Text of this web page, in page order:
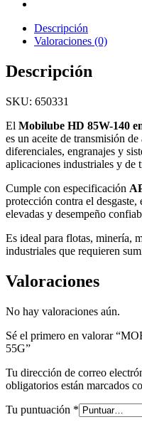
Descripción
Valoraciones (0)
Descripción
SKU: 650331
El Mobilube HD 85W-140
es un aceite de transmisión
diferenciales, engranajes y
aplicaciones industriales y de
Cumple con especificación
protección contra el desgaste,
elevadas y desempeño
Es ideal para flotas, minería,
industriales que requieren
Valoraciones
No hay valoraciones aún.
Sé el primero en valorar
55G”
Tu dirección de correo
obligatorios están marcados
Tu puntuación *